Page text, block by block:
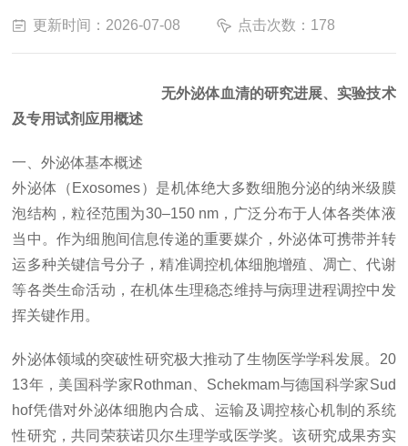
更新时间：2026-07-08 点击次数：178
无外泌体血清的研究进展、实验技术
及专用试剂应用概述
一、外泌体基本概述
外泌体（Exosomes）是机体绝大多数细胞分泌的纳米级膜
泡结构，粒径范围为30–150 nm，广泛分布于人体各类体液
当中。作为细胞间信息传递的重要媒介，外泌体可携带并转
运多种关键信号分子，精准调控机体细胞增殖、凋亡、代谢
等各类生命活动，在机体生理稳态维持与病理进程调控中发
挥关键作用。
外泌体领域的突破性研究极大推动了生物医学学科发展。20
13年，美国科学家Rothman、Schekmam与德国科学家Sud
hof凭借对外泌体细胞内合成、运输及调控核心机制的系统
性研究，共同荣获诺贝尔生理学或医学奖。该研究成果夯实